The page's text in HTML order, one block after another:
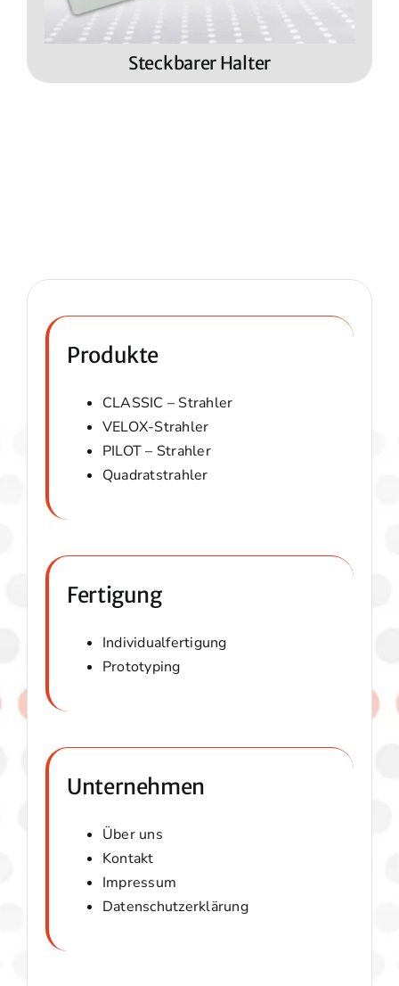
Steckbarer Halter
Produkte
CLASSIC – Strahler
VELOX-Strahler
PILOT – Strahler
Quadratstrahler
Fertigung
Individualfertigung
Prototyping
Unternehmen
Über uns
Kontakt
Impressum
Datenschutzerklärung